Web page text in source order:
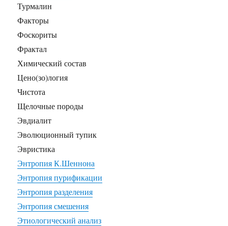
Турмалин
Факторы
Фоскориты
Фрактал
Химический состав
Цено(зо)логия
Чистота
Щелочные породы
Эвдиалит
Эволюционный тупик
Эвристика
Энтропия К.Шеннона
Энтропия пурификации
Энтропия разделения
Энтропия смешения
Этиологический анализ